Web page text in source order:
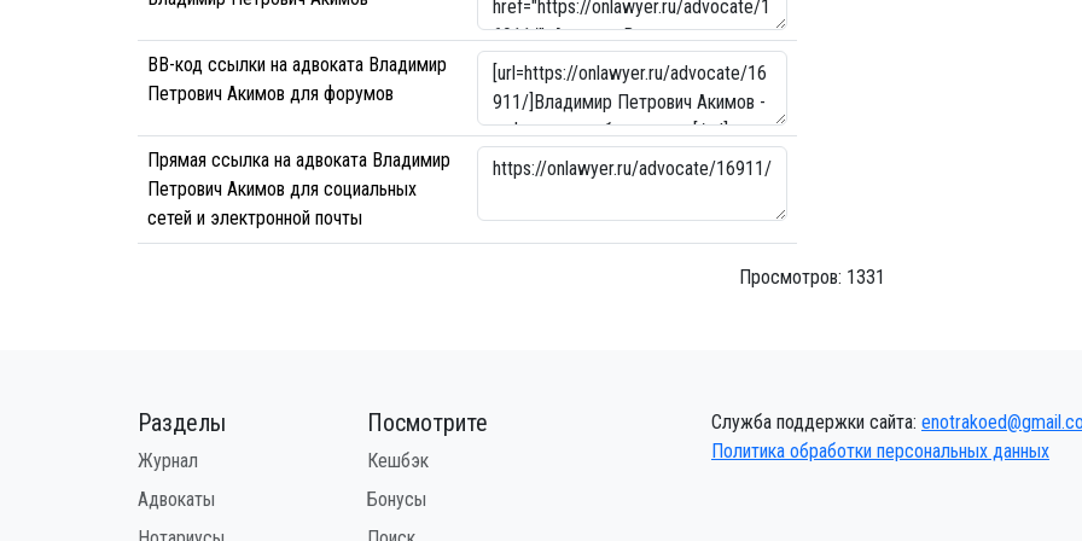
BB-код ссылки на адвоката Владимир
Петрович Акимов для форумов
Прямая ссылка на адвоката Владимир
Петрович Акимов для социальных
сетей и электронной почты
Просмотров: 1331
Разделы
Журнал
Адвокаты
Посмотрите
Кешбэк
Бонусы
Служба поддержки сайта:
Политика обработки персональных данных